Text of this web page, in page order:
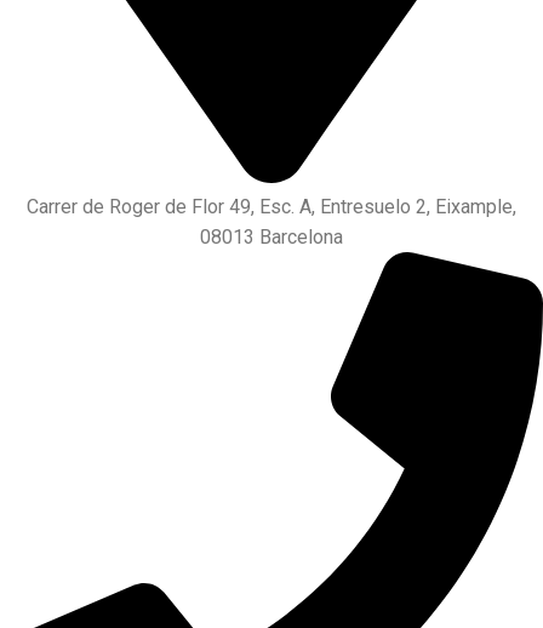
Carrer de Roger de Flor 49, Esc. A, Entresuelo 2, Eixample,
08013 Barcelona